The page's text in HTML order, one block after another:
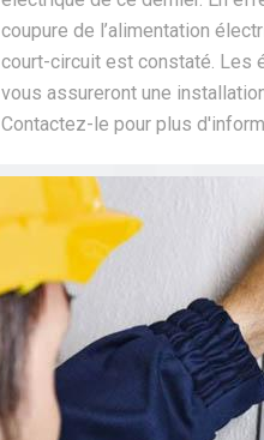
coupure de l’alimentation
court-circuit est constaté. Les
vous assureront une
Contactez-le pour plus